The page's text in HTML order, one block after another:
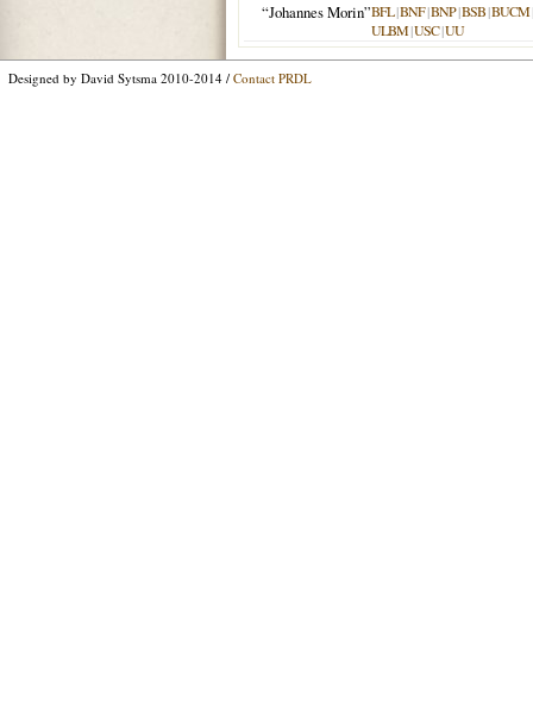
“Johannes Morin”BFL|BNF|BNP|BSB|BUCM
ULBM|USC|UU
Designed by David Sytsma 2010-2014 / Contact PRDL